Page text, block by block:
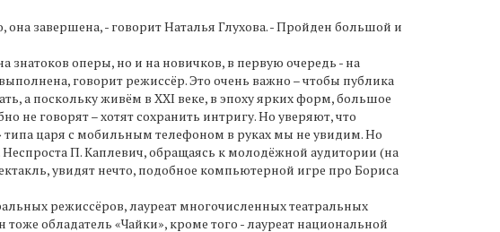
она завершена, - говорит Наталья Глухова. - Пройден большой и
оперы, но и на новичков, в первую очередь - на
говорит режиссёр. Это очень важно – чтобы публика
а поскольку живём в ХХI веке, в эпоху ярких форм, большое
не говорят – хотят сохранить интригу. Но уверяют, что
типа царя с мобильным телефоном в руках мы не увидим. Но
П. Каплевич, обращаясь к молодёжной аудитории (на
увидят нечто, подобное компьютерной игре про Бориса
режиссёров, лауреат многочисленных театральных
обладатель «Чайки», кроме того - лауреат национальной